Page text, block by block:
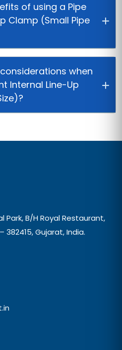
of using a Pipe
Clamp (Small Pipe
when
Internal Line-Up
Park, B/H Royal Restaurant,
Gujarat, India.